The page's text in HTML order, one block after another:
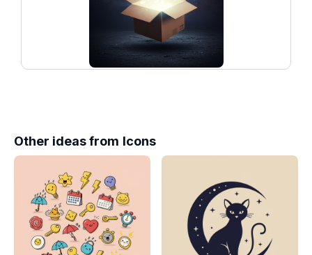
Other ideas from Icons